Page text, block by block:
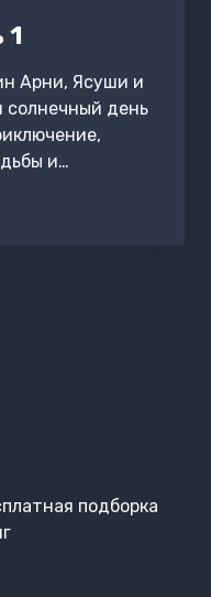
1
Арни, Ясуши и
солнечный день
и…
подборка